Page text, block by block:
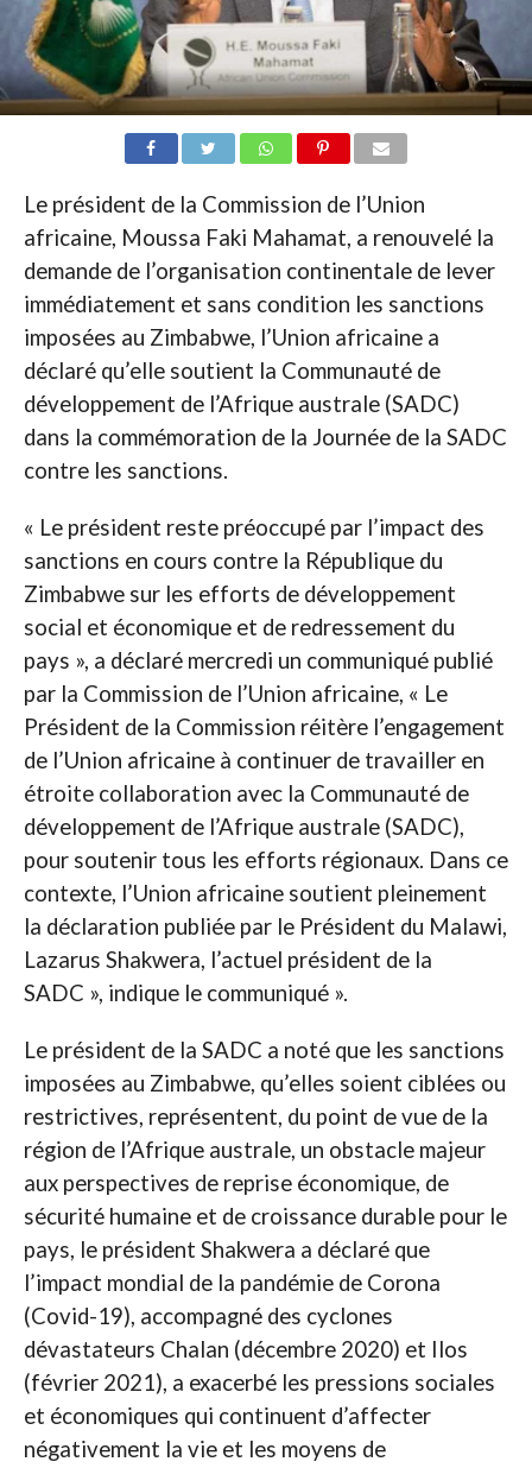
Le président de la Commission de l’Union
africaine, Moussa Faki Mahamat, a renouvelé la
demande de l’organisation continentale de lever
immédiatement et sans condition les sanctions
imposées au Zimbabwe, l’Union africaine a
déclaré qu’elle soutient la Communauté de
développement de l’Afrique australe (SADC)
dans la commémoration de la Journée de la SADC
contre les sanctions.
« Le président reste préoccupé par l’impact des
sanctions en cours contre la République du
Zimbabwe sur les efforts de développement
social et économique et de redressement du
pays », a déclaré mercredi un communiqué publié
par la Commission de l’Union africaine, « Le
Président de la Commission réitère l’engagement
de l’Union africaine à continuer de travailler en
étroite collaboration avec la Communauté de
développement de l’Afrique australe (SADC),
pour soutenir tous les efforts régionaux. Dans ce
contexte, l’Union africaine soutient pleinement
la déclaration publiée par le Président du Malawi,
Lazarus Shakwera, l’actuel président de la
SADC », indique le communiqué ».
Le président de la SADC a noté que les sanctions
imposées au Zimbabwe, qu’elles soient ciblées ou
restrictives, représentent, du point de vue de la
région de l’Afrique australe, un obstacle majeur
aux perspectives de reprise économique, de
sécurité humaine et de croissance durable pour le
pays, le président Shakwera a déclaré que
l’impact mondial de la pandémie de Corona
(Covid-19), accompagné des cyclones
dévastateurs Chalan (décembre 2020) et Ilos
(février 2021), a exacerbé les pressions sociales
et économiques qui continuent d’affecter
négativement la vie et les moyens de